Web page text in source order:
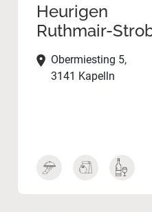
Heurigen
Ruthmair-
Obermiesting 5,
3141 Kapelln